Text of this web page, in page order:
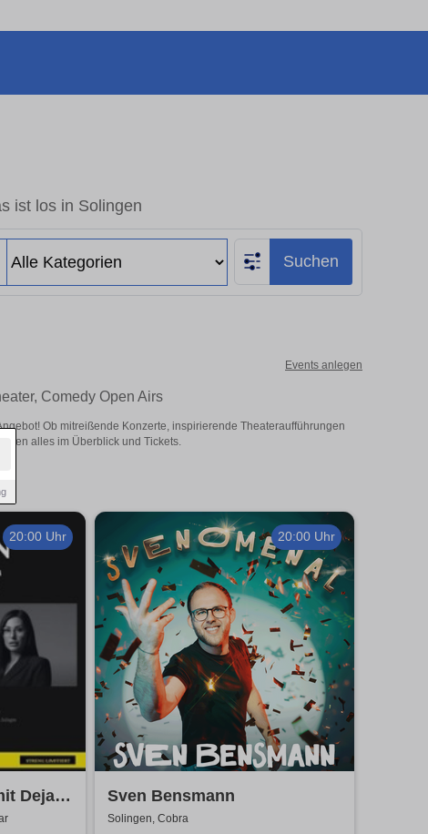
ist los in Solingen
Suchen
Events anlegen
Comedy Open Airs
Ob mitreißende Konzerte, inspirierende Theateraufführungen
alles im Überblick und Tickets.
20:00 Uhr
Dejan
20:00 Uhr
Sven Bensmann
Solingen, Cobra